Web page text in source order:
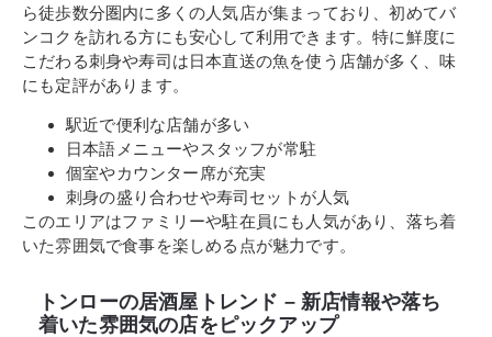
ら徒歩数分圏内に多くの人気店が集まっており、初めてバ
ンコクを訪れる方にも安心して利用できます。特に鮮度に
こだわる刺身や寿司は日本直送の魚を使う店舗が多く、味
にも定評があります。
駅近で便利な店舗が多い
日本語メニューやスタッフが常駐
個室やカウンター席が充実
刺身の盛り合わせや寿司セットが人気
このエリアはファミリーや駐在員にも人気があり、落ち着
いた雰囲気で食事を楽しめる点が魅力です。
トンローの居酒屋トレンド – 新店情報や落ち
着いた雰囲気の店をピックアップ